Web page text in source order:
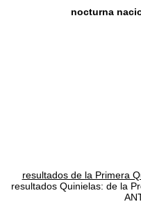
nocturna
resultados de la Primera
resultados Quinielas: de la